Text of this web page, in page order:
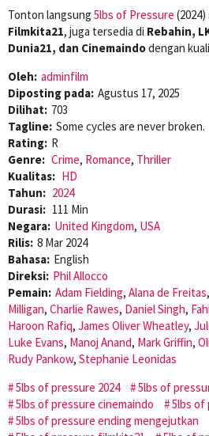
Tonton langsung 5lbs of Pressure
Filmkita21, juga tersedia di Rebahin,
Dunia21, dan Cinemaindodengan
Oleh: adminfilm
Diposting pada: Agustus 17, 2025
Dilihat: 703
Tagline: Some cycles are never broken.
Rating: R
Genre: Crime, Romance, Thriller
Kualitas: HD
Tahun: 2024
Durasi: 111 Min
Negara: United Kingdom, USA
Rilis: 8 Mar 2024
Bahasa: English
Direksi: Phil Allocco
Pemain: Adam Fielding, Alana de Freitas,
Milligan, Charlie Rawes, Daniel Singh,
Haroon Rafiq, James Oliver Wheatley,
Luke Evans, Manoj Anand, Mark Griffin,
Rudy Pankow, Stephanie Leonidas
5lbs of pressure 2024
5lbs of
5lbs of pressure cinemaindo
5lbs of
5lbs of pressure ending mengejutkan